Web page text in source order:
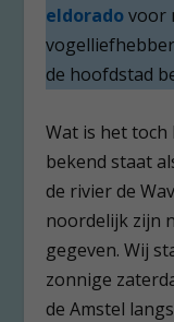
eldoradovoor
de hoofdstad
Wat is het
bekend staat
de rivier de
noordelijk zijn
gegeven. Wij
zonnige
de Amstel